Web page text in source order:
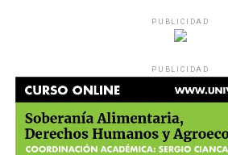
PUBLICIDAD
PUBLICIDAD